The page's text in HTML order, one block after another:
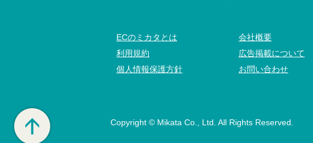
ECのミカタとは
利用規約
個人情報保護方針
会社概要
広告掲載について
お問い合わせ
Copyright © Mikata Co., Ltd. All Rights Reserved.